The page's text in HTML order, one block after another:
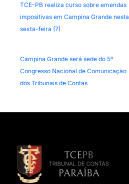
TCE-PB realiza curso sobre emendas
impositivas em Campina Grande nesta
sexta-feira (7)
Campina Grande será sede do 5º
Congresso Nacional de Comunicação
dos Tribunais de Contas